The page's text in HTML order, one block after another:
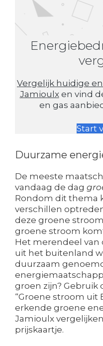
Vergelijk huidige
Jamioulxen vind
en gas
Start
Duurzame
De meeste
vandaag de dag
Rondom dit thema
verschillen
deze groene
groene stroom
Het merendeel
uit het buitenland
duurzaam
groen zijn? Gebruik
“Groene stroom uit
erkende groene
Jamioulx
prijskaartje.